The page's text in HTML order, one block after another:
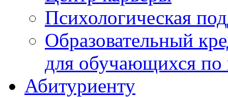
Психологическая
Образовательный
для обучающихся
Абитуриенту